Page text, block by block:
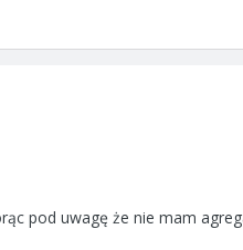
pod uwagę że nie mam